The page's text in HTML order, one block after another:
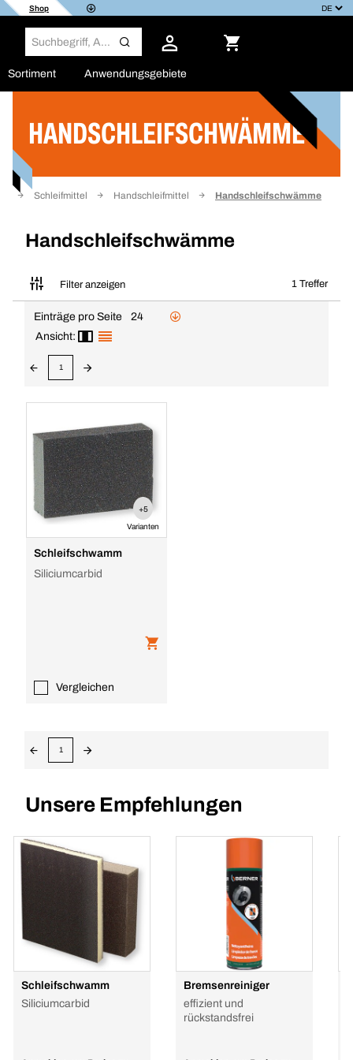
Shop
Sortiment Anwendungsgebiete
HANDSCHLEIFSCHWÄMME
Schleifmittel Handschleifmittel Handschleifschwämme
Handschleifschwämme
Filter anzeigen 1 Treffer
Filter
Einträge pro Seite
24
Ansicht:
1
+5
Varianten
Schleifschwamm
Siliciumcarbid
Vergleichen
1
Unsere Empfehlungen
Schleifschwamm
Siliciumcarbid
Bremsenreiniger
effizient und
rückstandsfrei